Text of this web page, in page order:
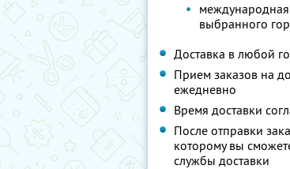
международная
выбранного
Доставка в любой
Прием заказов на
ежедневно
Время доставки
После отправки
которому вы
службы доставки